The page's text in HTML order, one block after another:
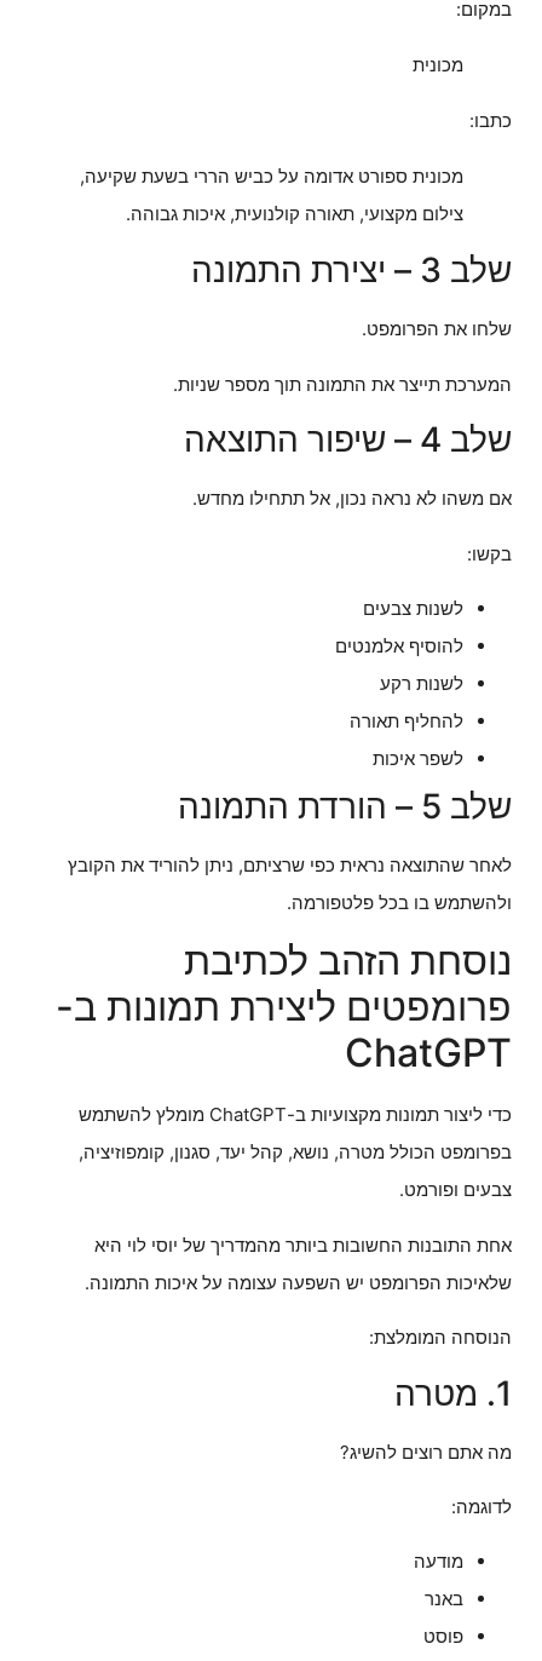
במקום:
מכונית
כתבו:
מכונית ספורט אדומה על כביש הררי בשעת שקיעה,
צילום מקצועי, תאורה קולנועית, איכות גבוהה.
שלב 3 – יצירת התמונה
שלחו את הפרומפט.
המערכת תייצר את התמונה תוך מספר שניות.
שלב 4 – שיפור התוצאה
אם משהו לא נראה נכון, אל תתחילו מחדש.
בקשו:
לשנות צבעים
להוסיף אלמנטים
לשנות רקע
להחליף תאורה
לשפר איכות
שלב 5 – הורדת התמונה
לאחר שהתוצאה נראית כפי שרציתם, ניתן להוריד את הקובץ
ולהשתמש בו בכל פלטפורמה.
נוסחת הזהב לכתיבת
פרומפטים ליצירת תמונות ב-
ChatGPT
כדי ליצור תמונות מקצועיות ב-ChatGPT מומלץ להשתמש
בפרומפט הכולל מטרה, נושא, קהל יעד, סגנון, קומפוזיציה,
צבעים ופורמט.
אחת התובנות החשובות ביותר מהמדריך של יוסי לוי היא
שלאיכות הפרומפט יש השפעה עצומה על איכות התמונה.
הנוסחה המומלצת:
1. מטרה
מה אתם רוצים להשיג?
לדוגמה:
מודעה
באנר
פוסט